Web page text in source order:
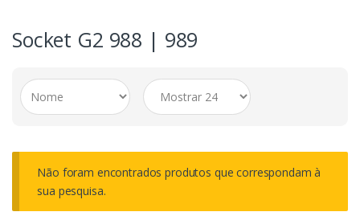
Socket G2 988 | 989
Não foram encontrados produtos que correspondam à
sua pesquisa.